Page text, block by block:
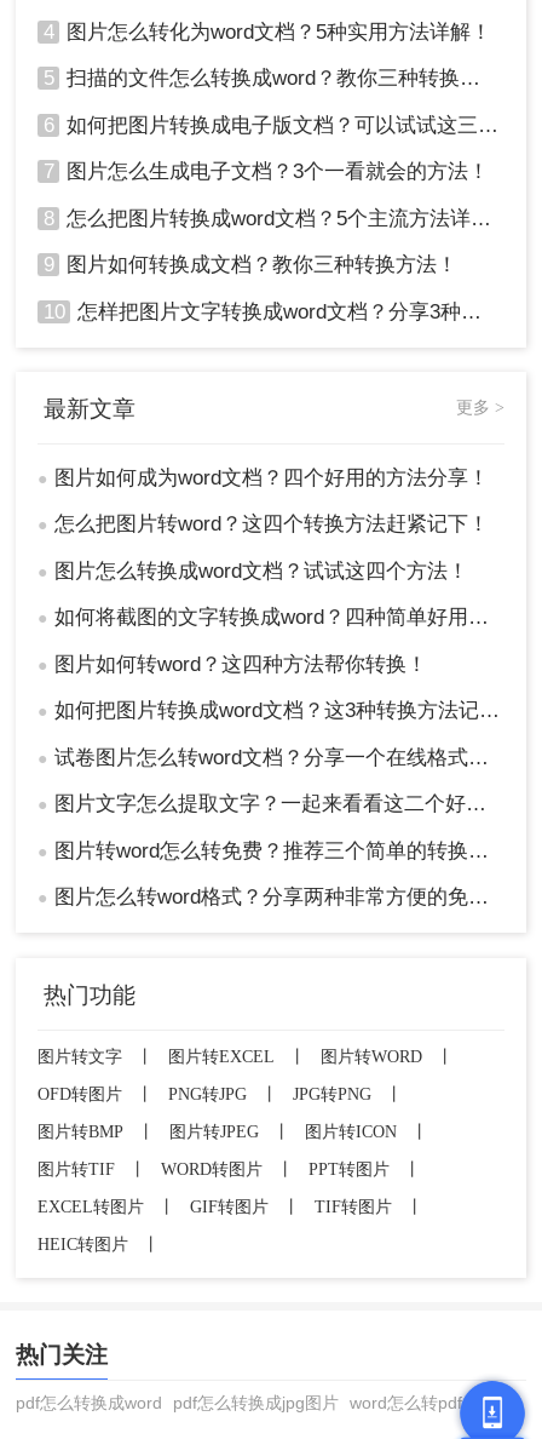
3、当你不选中文本的时候，右下角有个【提取全文】的按
钮，点击即可提取所有文字，接着再点击【导出文档】，就会
自动生成一份Word文档。
微信也是有提取文字功能的，只不过跟QQ的方式不一样。
1、你需要将图片发送给好友，然后打开图片长按2秒，选择
4 图片怎么转化为word文档？5种实用方法详解！
5 扫描的文件怎么转换成word？教你三种转换方法！
6 如何把图片转换成电子版文档？可以试试这三个方法！
7 图片怎么生成电子文档？3个一看就会的方法！
8 怎么把图片转换成word文档？5个主流方法详解！
9 图片如何转换成文档？教你三种转换方法！
10 怎样把图片文字转换成word文档？分享3种简单方法，1秒搞定！
最新文章 更多 >
● 图片如何成为word文档？四个好用的方法分享！
● 怎么把图片转word？这四个转换方法赶紧记下！
● 图片怎么转换成word文档？试试这四个方法！
● 如何将截图的文字转换成word？四种简单好用方法分享！
● 图片如何转word？这四种方法帮你转换！
● 如何把图片转换成word文档？这3种转换方法记得收藏！
● 试卷图片怎么转word文档？分享一个在线格式转换的方法！
● 图片文字怎么提取文字？一起来看看这二个好用的方法！
● 图片转word怎么转免费？推荐三个简单的转换方法！
● 图片怎么转word格式？分享两种非常方便的免费方法！
热门功能
图片转文字 图片转EXCEL 图片转WORD
OFD转图片
PNG转JPG JPG转PNG
图片转BMP
图片转JPEG 图片转ICON
图片转TIF
WORD转图片 PPT转图片
EXCEL转图片
GIF转图片 TIF转图片
HEIC转图片
热门关注
pdf怎么转换成word pdf怎么转换成jpg图片 word怎么转pdf